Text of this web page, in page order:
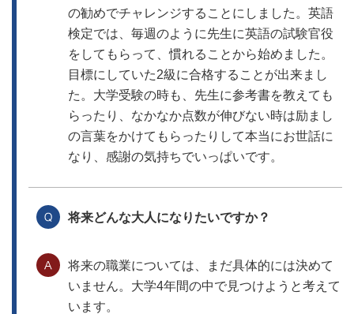
の勧めでチャレンジすることにしました。英語
検定では、毎週のように先生に英語の試験官役
をしてもらって、慣れることから始めました。
目標にしていた2級に合格することが出来まし
た。大学受験の時も、先生に参考書を教えても
らったり、なかなか点数が伸びない時は励まし
の言葉をかけてもらったりして本当にお世話に
なり、感謝の気持ちでいっぱいです。
将来どんな大人になりたいですか？
将来の職業については、まだ具体的には決めて
いません。大学4年間の中で見つけようと考えて
います。